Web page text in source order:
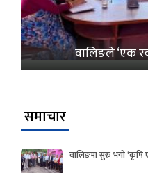
वालिङले ‘एक
समाचार
वालिङमा सुरु भयो ‘कृषि